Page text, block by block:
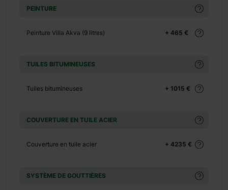
PEINTURE
+ 465 €
Peinture Villa Akva (9 litres)
TUILES BITUMINEUSES
+ 1015 €
Tuiles bitumineuses
COUVERTURE EN TUILE ACIER
+ 4235 €
Couverture en tuile acier
SYSTÈME DE GOUTTIÈRES
+ 500 €
+ 140 €
+ 450 €
+ 130 €
+ 298 €
+ 390 €